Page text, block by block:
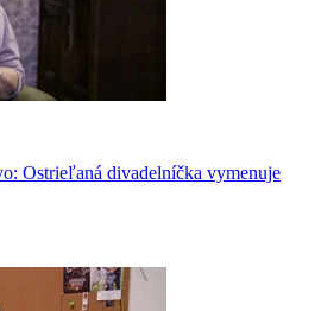
Ostrieľaná divadelníčka vymenuje